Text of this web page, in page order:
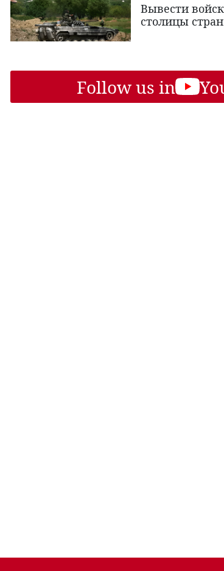
Вывести
столицы
Follow us in